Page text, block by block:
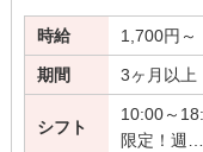
時給 1,700円～
期間 3ヶ月以上
シフト
10:00～
限定！週…